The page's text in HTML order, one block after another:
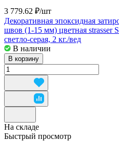
3 779.62 ₽/шт
Декоративная эпоксидная
швов (1-15 мм) цветная strasser
светло-серая, 2 кг./вед
В наличии
В корзину
На складе
Быстрый просмотр